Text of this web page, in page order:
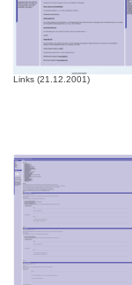
Links (21.12.2001)